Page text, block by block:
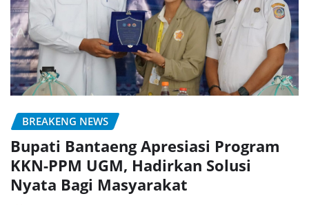
BREAKENG NEWS
Bupati Bantaeng Apresiasi Program
KKN-PPM UGM, Hadirkan Solusi
Nyata Bagi Masyarakat